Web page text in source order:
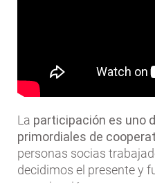
La participación es uno
primordiales de
personas socias
decidimos el presente y